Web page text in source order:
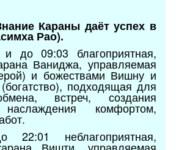
Караны даёт успех в
Рао).
до 09:03 благоприятная,
Ваниджа, управляемая
и божествами Вишну и
подходящая для
встреч, создания
комфортом,
неблагоприятная,
Вишти, управляемая